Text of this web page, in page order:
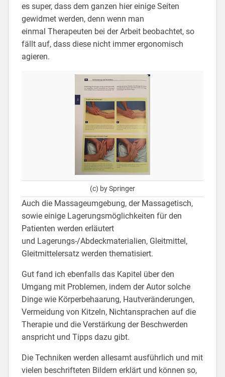
es super, dass dem ganzen hier einige Seiten
gewidmet werden, denn wenn man
einmal Therapeuten bei der Arbeit beobachtet, so
fällt auf, dass diese nicht immer ergonomisch
agieren.
(c) by Springer
Auch die Massageumgebung, der Massagetisch,
sowie einige Lagerungsmöglichkeiten für den
Patienten werden erläutert
und Lagerungs-/Abdeckmaterialien, Gleitmittel,
Gleitmittelersatz werden thematisiert.
Gut fand ich ebenfalls das Kapitel über den
Umgang mit Problemen, indem der Autor solche
Dinge wie Körperbehaarung, Hautveränderungen,
Vermeidung von Kitzeln, Nichtansprachen auf die
Therapie und die Verstärkung der Beschwerden
anspricht und Tipps dazu gibt.
Die Techniken werden allesamt ausführlich und mit
vielen beschrifteten Bildern erklärt und können so,